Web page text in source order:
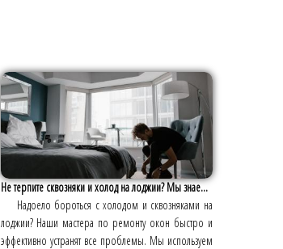
Не терпите сквозняки и холод на лоджии? Мы знае...
Надоело бороться с холодом и сквозняками на
лоджии? Наши мастера по ремонту окон быстро и
эффективно устранят все проблемы. Мы используем